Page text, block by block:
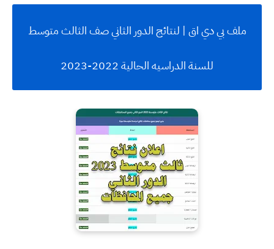
ملف بي دي اق | لنتائج الدور الثاني صف الثالث متوسط
للسنة الدراسيه الحالية 2022-2023